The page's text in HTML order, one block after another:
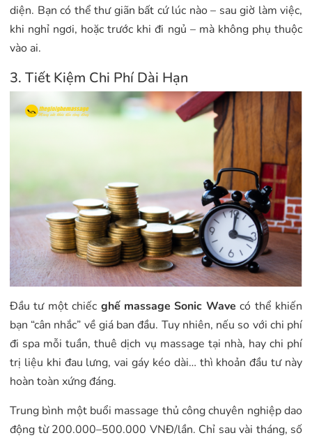
diện. Bạn có thể thư giãn bất cứ lúc nào – sau giờ làm việc,
khi nghỉ ngơi, hoặc trước khi đi ngủ – mà không phụ thuộc
vào ai.
3. Tiết Kiệm Chi Phí Dài Hạn
Đầu tư một chiếc ghế massage Sonic Wave có thể khiến
bạn “cân nhắc” về giá ban đầu. Tuy nhiên, nếu so với chi phí
đi spa mỗi tuần, thuê dịch vụ massage tại nhà, hay chi phí
trị liệu khi đau lưng, vai gáy kéo dài… thì khoản đầu tư này
hoàn toàn xứng đáng.
Trung bình một buổi massage thủ công chuyên nghiệp dao
động từ 200.000–500.000 VNĐ/lần. Chỉ sau vài tháng, số